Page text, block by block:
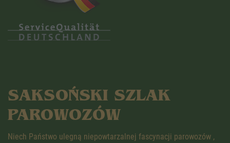
SAKSOŃSKI SZLAK
PAROWOZÓW
Niech Państwo ulegną niepowtarzalnej fascynacji parowozów ,